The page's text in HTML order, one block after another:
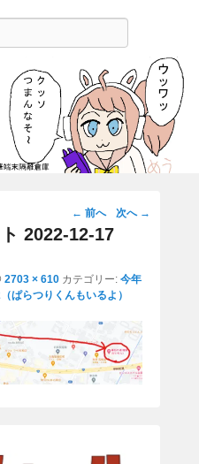
端末隔離倉庫
を消してくれたサイトです。
画
像
ゲ
ョ
ン
← 前へ 次へ →
2022-12-17
2703 × 610 カテゴリー: 今年
ぱらつりくんもいるよ）